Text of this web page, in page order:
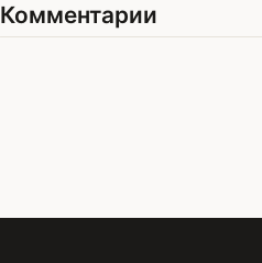
Комментарии